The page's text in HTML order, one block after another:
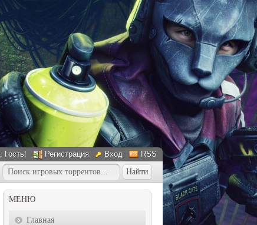
, Гость! Регистрация Вход RSS
МЕНЮ
Главная